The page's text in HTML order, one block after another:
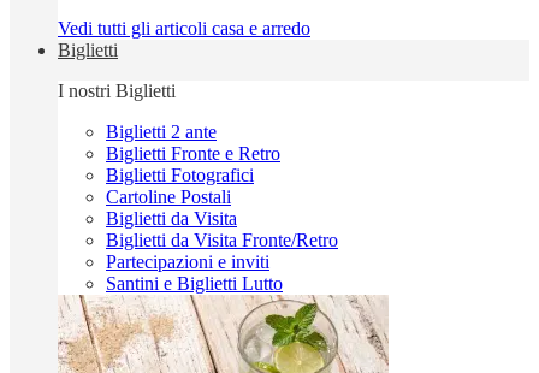
Vedi tutti gli articoli casa e arredo
Biglietti
I nostri Biglietti
Biglietti 2 ante
Biglietti Fronte e Retro
Biglietti Fotografici
Cartoline Postali
Biglietti da Visita
Biglietti da Visita Fronte/Retro
Partecipazioni e inviti
Santini e Biglietti Lutto